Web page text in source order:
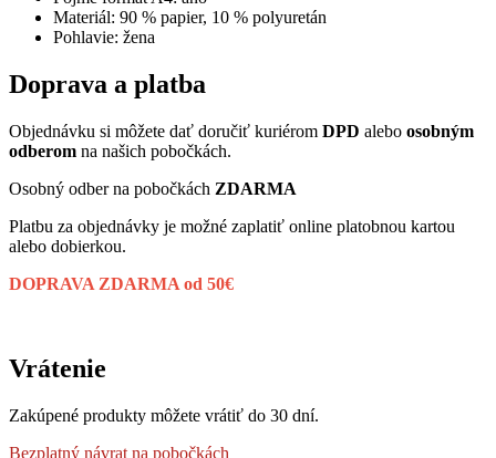
Materiál: 90 % papier, 10 % polyuretán
Pohlavie: žena
Doprava a platba
Objednávku si môžete dať doručiť kuriérom DPD alebo osobným
odberom na našich pobočkách.
Osobný odber na pobočkách ZDARMA
Platbu za objednávky je možné zaplatiť online platobnou kartou
alebo dobierkou.
DOPRAVA ZDARMA od 50€
Vrátenie
Zakúpené produkty môžete vrátiť do 30 dní.
Bezplatný návrat na pobočkách